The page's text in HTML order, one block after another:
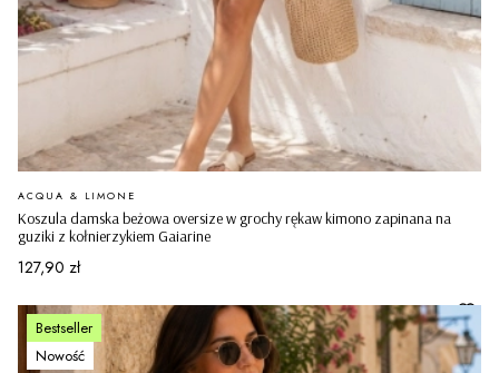
Koszula damska beżowa oversize w grochy rękaw kimono zapinana na
guziki z kołnierzykiem Gaiarine
PRODUCENT
ACQUA & LIMONE
Cena
127,90 zł
Bestseller
Nowość